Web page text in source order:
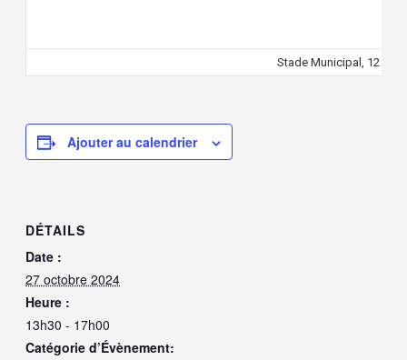
Stade Municipal, 12 100
Ajouter au calendrier
DÉTAILS
Date :
27 octobre 2024
Heure :
13h30 - 17h00
Catégorie d’Évènement: